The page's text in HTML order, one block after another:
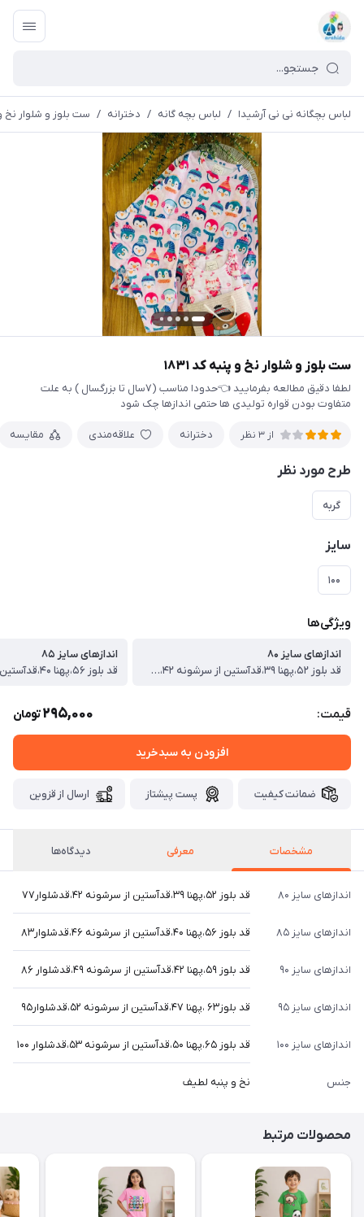
لباس بچگانه نی نی آرشیدا / لباس بچه گانه / دخترانه / ست بلوز و شلوار نخ و
ست بلوز و شلوار نخ و پنبه کد ۱۸۳۱
لطفا دقیق مطالعه بفرمایید 👈حدودا مناسب (۷سال تا بزرگسال ) به علت
متفاوت بودن قواره تولیدی ها حتمی اندازها چک شود
از 3 نظر دخترانه علاقه‌مندی مقایسه
طرح مورد نظر
گربه
سایز
۱۰۰
ویژگی‌ها
اندازهای سایز ۸۰
قد بلوز ۵۲،پهنا ۳۹،قدآستین از سرشونه ۴۲،قدشلوار۷۷
اندازهای سایز ۸۵
قیمت: 295,000تومان
افزودن به سبدخرید
ضمانت کیفیت پست پیشتاز ارسال از قزوین
مشخصات معرفی دیدگاه‌ها
اندازهای سایز ۸۰ قد بلوز ۵۲،پهنا ۳۹،قدآستین از سرشونه ۴۲،قدشلوار۷۷
اندازهای سایز ۸۵ قد بلوز ۵۶،پهنا ۴۰،قدآستین از سرشونه ۴۶،قدشلوار۸۳
اندازهای سایز ۹۰ قد بلوز ۵۹،پهنا ۴۲،قدآستین از سرشونه ۴۹،قدشلوار ۸۶
اندازهای سایز ۹۵ قد بلوز۶۳ ،پهنا ۴۷،قدآستین از سرشونه ۵۲،قدشلوار۹۵
اندازهای سایز ۱۰۰ قد بلوز ۶۵،پهنا ۵۰،قدآستین از سرشونه ۵۳،قدشلوار ۱۰۰
جنس نخ و پنبه لطیف
محصولات مرتبط